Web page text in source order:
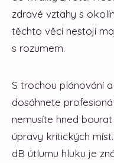
zdravé vztahy s
těchto věcí nestojí
s rozumem.
S trochou plánování
dosáhnete
nemusíte hned
úpravy kritických
dB útlumu hluku je